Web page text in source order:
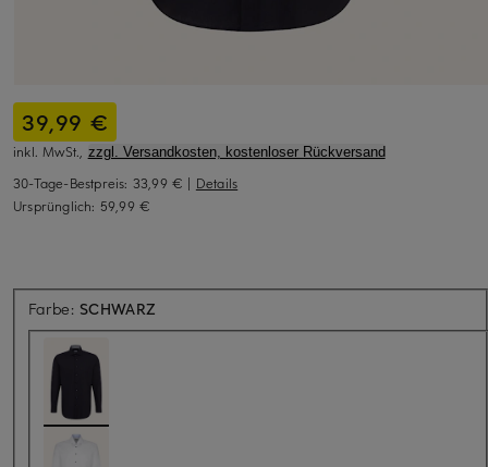
39,99 €
inkl. MwSt., zzgl. Versandkosten, kostenloser Rückversand
30-Tage-Bestpreis: 33,99 € | Details
Ursprünglich: 59,99 €
Farbe: SCHWARZ